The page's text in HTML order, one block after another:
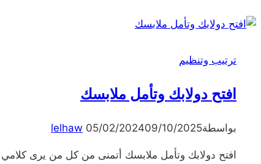
ترتيب وتنظيم
افتح دولابك وتأمل ملابسك
بواسطة lelhaw 05/02/202409/10/2025
افتح دولابك وتأمل ملابسك أتمنى من كل من يرى